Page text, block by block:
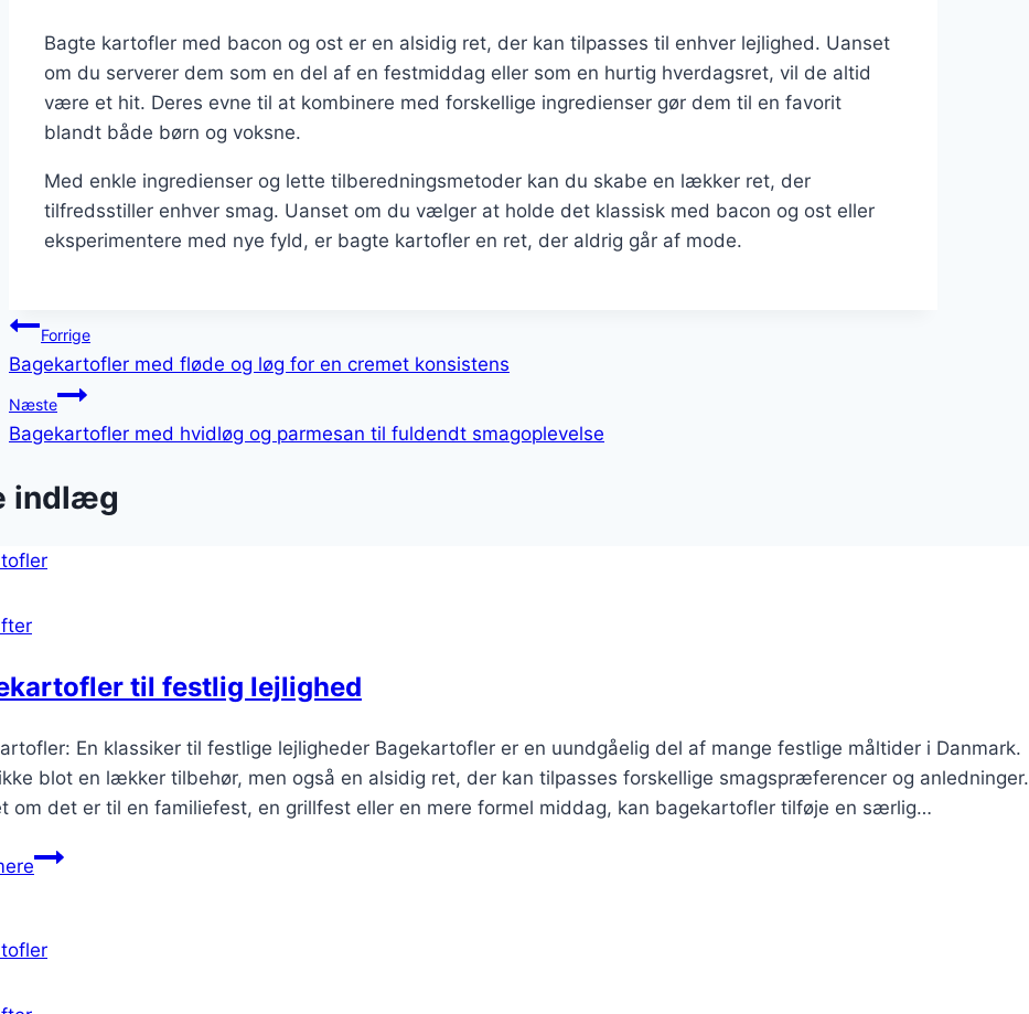
Bagte kartofler med bacon og ost er en alsidig ret, der kan tilpasses til enhver lejlighed. Uanset
om du serverer dem som en del af en festmiddag eller som en hurtig hverdagsret, vil de altid
være et hit. Deres evne til at kombinere med forskellige ingredienser gør dem til en favorit
blandt både børn og voksne.
Med enkle ingredienser og lette tilberedningsmetoder kan du skabe en lækker ret, der
tilfredsstiller enhver smag. Uanset om du vælger at holde det klassisk med bacon og ost eller
eksperimentere med nye fyld, er bagte kartofler en ret, der aldrig går af mode.
Indlægsnavigation
Forrige
Bagekartofler med fløde og løg for en cremet konsistens
Næste
Bagekartofler med hvidløg og parmesan til fuldendt smagoplevelse
indlæg
til festlig lejlighed
En klassiker til festlige lejligheder Bagekartofler er en uundgåelig del af mange festlige måltider i Danmark.
blot en lækker tilbehør, men også en alsidig ret, der kan tilpasses forskellige smagspræferencer og anledninger.
om det er til en familiefest, en grillfest eller en mere formel middag, kan bagekartofler tilføje en særlig…
Bagekartofler
lejlighed